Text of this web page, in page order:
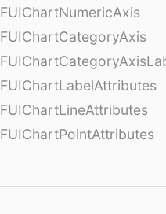
FUIChartNumericAxis
FUIChartCategoryAxis
FUIChartLabelAttributes
FUIChartLineAttributes
FUIChartPointAttributes